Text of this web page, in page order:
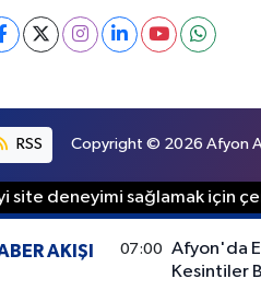
RSS Copyright © 2026 Afyon
site deneyimi sağlamak için
AKIŞI 07:00
Afyon'da
Kesintiler